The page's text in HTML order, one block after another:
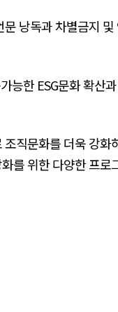
낭독과 차별금지
능한 ESG문화 확산
직문화를 더욱 강
를 위한 다양한 프로